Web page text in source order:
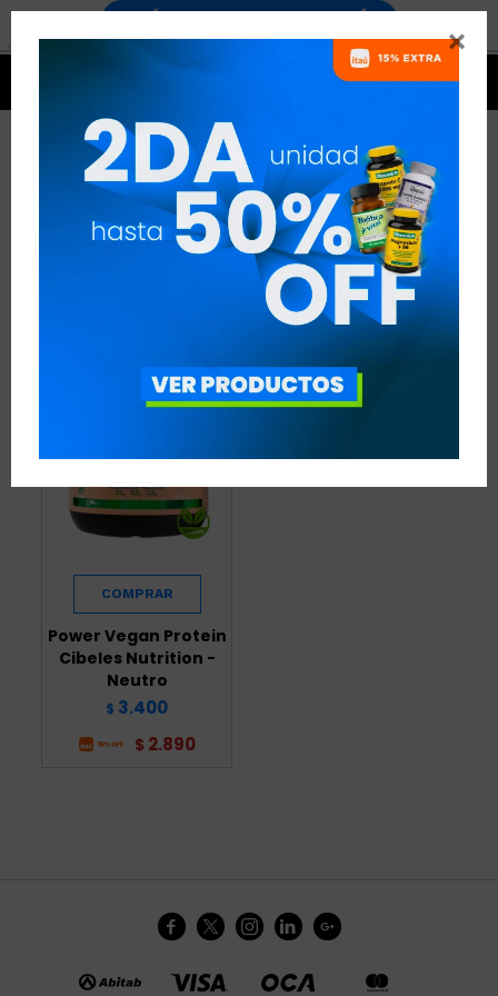

PROTEÍNAS DE ORIGEN
VEGETAL - TENNIS
PROTEÍNAS DE ORIGEN VEGETAL
QUITAR FILTROS
RECOMENDADOS
Power Vegan Protein
Cibeles Nutrition -
Neutro
$ 3.400
$ 2.890
    